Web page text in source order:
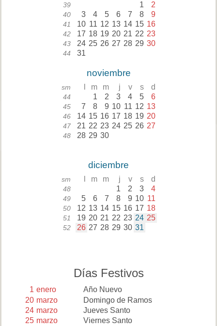
39 1 2
40 3 4 5 6 7 8 9
41 10 11 12 13 14 15 16
42 17 18 19 20 21 22 23
43 24 25 26 27 28 29 30
44 31
noviembre
sm m m j v s d
44 1 2 3 4 5 6
45 7 8 9 10 11 12 13
46 14 15 16 17 18 19 20
47 21 22 23 24 25 26 27
48 28 29 30
diciembre
sm m m j v s d
48 1 2 3 4
49 5 6 7 8 9 10 11
50 12 13 14 15 16 17 18
51 19 20 21 22 23 24 25
52 26 27 28 29 30 31
Días Festivos
1 enero
Año Nuevo
20 marzo
Domingo de Ramos
24 marzo
Jueves Santo
25 marzo
Viernes Santo